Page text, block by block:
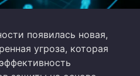
появилась новая,
угроза, которая